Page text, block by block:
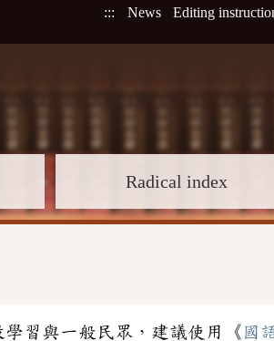
::: News Editing
Radical index
學習與一般民眾，建議使用《 國